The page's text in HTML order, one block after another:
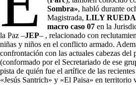
Sombra», habló durante
Magistrada,LILY RUEDA
macro caso 07 en la
la Paz –JEP– , relacionado con
niñas y niños en el conflicto armado.
confrontación con las actuales cabezas del
(conformado por el Secretariado de ese
pista de quién fue el artífice de las
«Jesús Santrich» y «El Paisa» en territorio